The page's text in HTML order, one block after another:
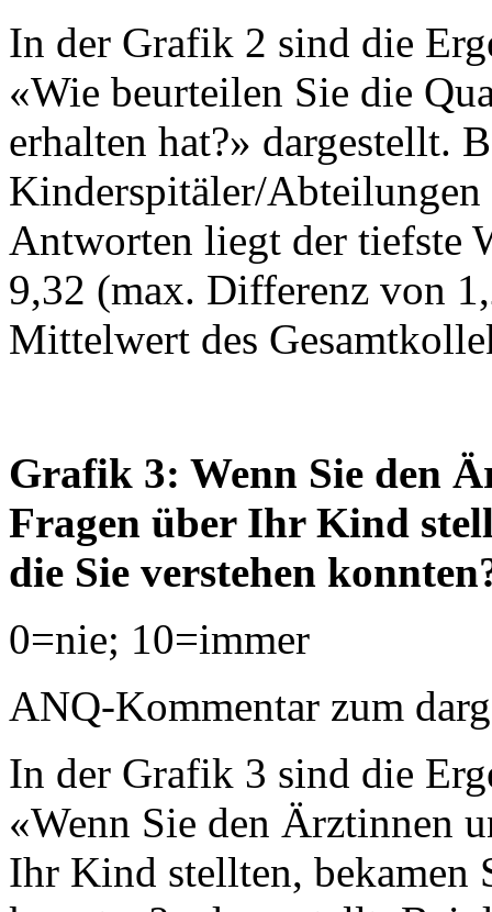
In der Grafik 2 sind die
«Wie beurteilen Sie die
erhalten hat?» dargestellt.
Kinderspitäler/Abteilungen
Antworten liegt der tiefste
9,32 (max. Differenz von
Mittelwert des
Grafik 3: Wenn Sie den
Fragen über Ihr Kind
die Sie verstehen
0=nie; 10=immer
ANQ-Kommentar zum
In der Grafik 3 sind die
«Wenn Sie den Ärztinnen
Ihr Kind stellten, bekamen